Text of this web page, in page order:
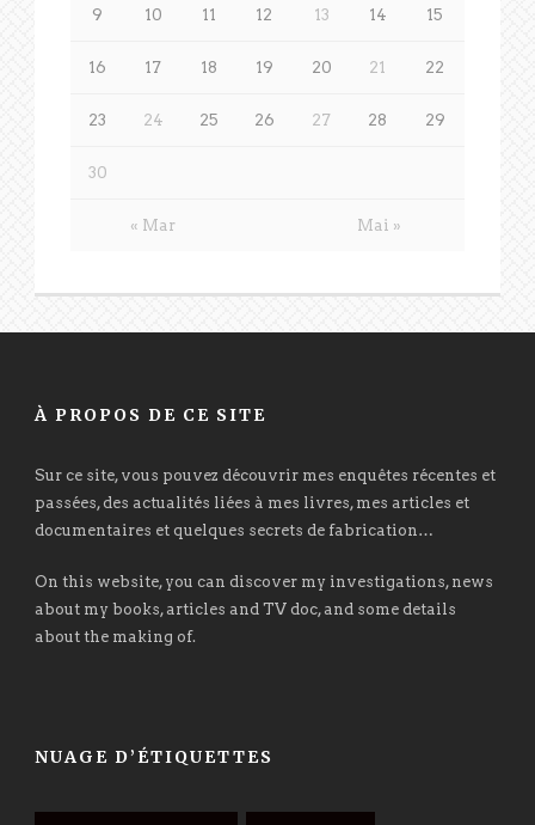
« Mar Mai »
9 10 11 12 13 14 15
16 17 18 19 20 21 22
23 24 25 26 27 28 29
30
À PROPOS DE CE SITE
Sur ce site, vous pouvez découvrir mes enquêtes récentes et
passées, des actualités liées à mes livres, mes articles et
documentaires et quelques secrets de fabrication…
On this website, you can discover my investigations, news
about my books, articles and TV doc, and some details
about the making of.
NUAGE D’ÉTIQUETTES